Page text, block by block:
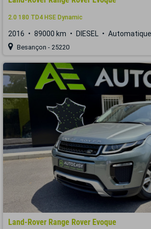
2.0 180 TD4 HSE Dynamic
2016 89000 km DIESEL Automatique
Besançon - 25220
Land-Rover Range Rover Evoque